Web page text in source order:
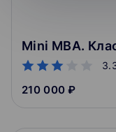
Mini MBA.
210 000 ₽